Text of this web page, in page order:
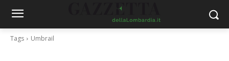
Tags Umbrail